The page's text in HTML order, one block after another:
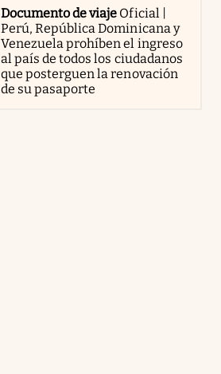
Documento de viaje Oficial |
Perú, República Dominicana y
Venezuela prohíben el ingreso
al país de todos los ciudadanos
que posterguen la renovación
de su pasaporte